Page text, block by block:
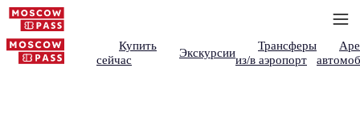
Купить
сейчас
Экскурсии
Трансферы
из/в аэропорт